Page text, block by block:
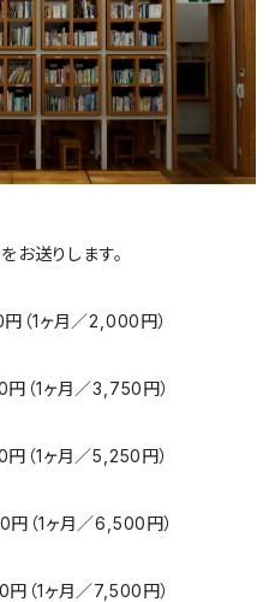
お送りします。
1ヶ月／2,000円）
1ヶ月／3,750円）
1ヶ月／5,250円）
（1ヶ月／6,500円）
1ヶ月／7,500円）